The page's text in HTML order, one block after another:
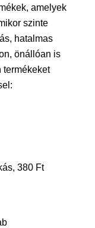
amelyek
szinte
hatalmas
önállóan is
termékeket
380 Ft